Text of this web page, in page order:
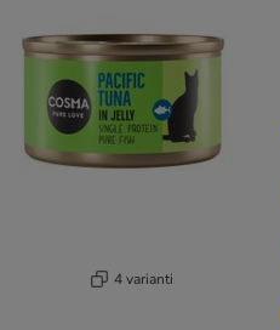
4 varianti